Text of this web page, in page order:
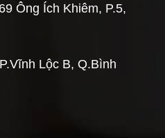
Ông Ích Khiêm, P.5,
Lộc B, Q.Bình